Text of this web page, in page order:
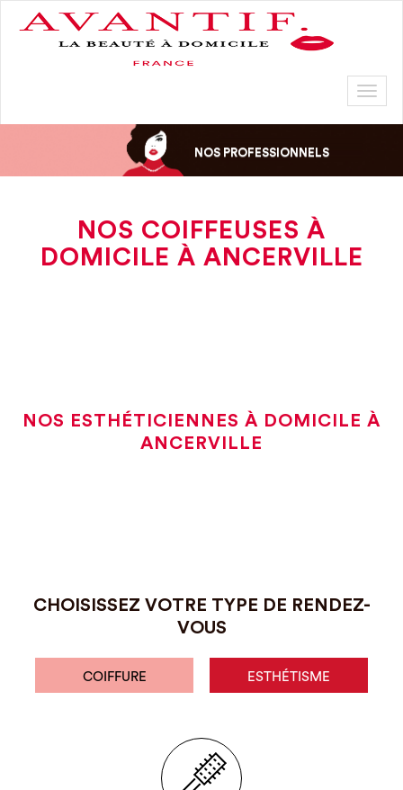
NOS PROFESSIONNELS
NOS COIFFEUSES À
DOMICILE À ANCERVILLE
NOS ESTHÉTICIENNES À DOMICILE À
ANCERVILLE
CHOISISSEZ VOTRE TYPE DE RENDEZ-
VOUS
COIFFURE ESTHÉTISME